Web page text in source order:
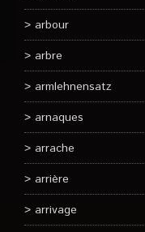
arbour
arbre
armlehnensatz
arnaques
arrache
arrière
arrivage